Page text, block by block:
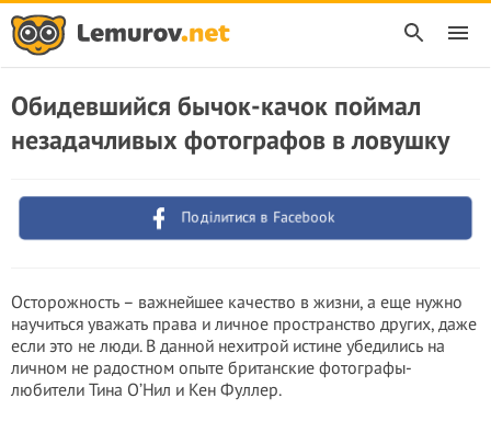
Обидевшийся бычок-качок поймал
незадачливых фотографов в ловушку
Поділитися в Facebook
Осторожность – важнейшее качество в жизни, а еще нужно
научиться уважать права и личное пространство других, даже
если это не люди. В данной нехитрой истине убедились на
личном не радостном опыте британские фотографы-
любители Тина О’Нил и Кен Фуллер.